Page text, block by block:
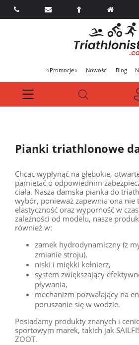
⭐Promocje⭐ Nowości Blog
Pianki triathlonowe
Chcąc wypłynąć na głębokie,
pamiętać o odpowiednim
ciała. Nasza damska pianka do
wybór, ponieważ zapewnia ona nie
elastyczność oraz wyporność w
zależności od modelu, nasze
również w:
zamek hydrodynamiczny (z
zmianie stroju),
niski i miękki kołnierz,
system zwiększający
pływania,
mechanizm pozwalający na
poruszanie się w wodzie.
Posiadamy produkty znanych i
sportowym marek, takich jak
ZOOT.